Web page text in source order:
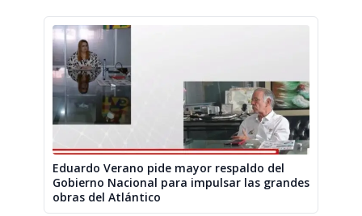
Eduardo Verano pide mayor respaldo del
Gobierno Nacional para impulsar las grandes
obras del Atlántico